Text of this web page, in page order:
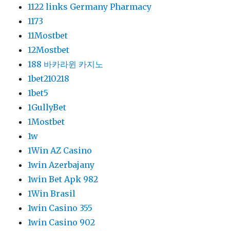
1122 links Germany Pharmacy
1173
11Mostbet
12Mostbet
188 바카라윈 카지노
1bet210218
1bet5
1GullyBet
1Mostbet
1w
1Win AZ Casino
1win Azerbajany
1win Bet Apk 982
1Win Brasil
1win Casino 355
1win Casino 902